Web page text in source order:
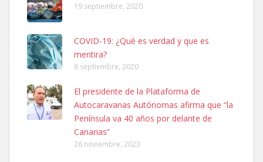
Ninfa perdida
El día 5 se los perdió una ninfa papillera, asustada tiene miedo a la
calle, se perdió por la zon...
Leales.org » Gran Canaria
6.7.2025
19 septiembre, 2020
COVID-19: ¿Qué es verdad y que es
mentira?
6 septiembre, 2020
El presidente de la Plataforma de
Autocaravanas Autónomas afirma que “la
Península va 40 años por delante de
Canarias”
26 noviembre, 2023